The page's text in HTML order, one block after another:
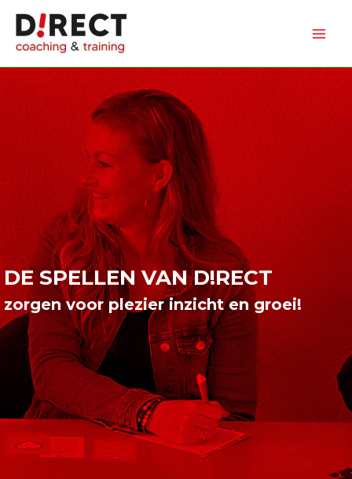
Ga
naar
de
inhoud
DE SPELLEN VAN D!RECT
zorgen voor plezier inzicht en groei!